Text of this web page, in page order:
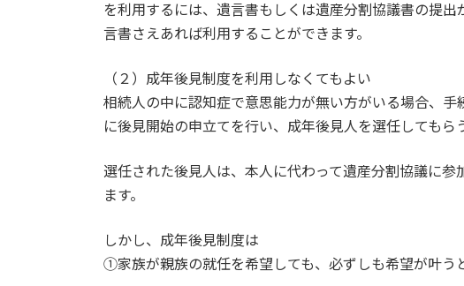
を利用するには、遺言書もしくは遺産分割協議書の提
言書さえあれば利用することができます。
（２）成年後見制度を利用しなくてもよい
相続人の中に認知症で意思能力が無い方がいる場合、
に後見開始の申立てを行い、成年後見人を選任してもら
選任された後見人は、本人に代わって遺産分割協議に
ます。
しかし、成年後見制度は
①家族が親族の就任を希望しても、必ずしも希望が叶う